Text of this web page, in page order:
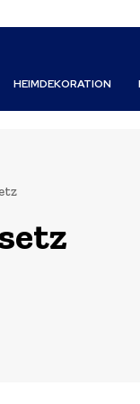
HEIMDEKORATION